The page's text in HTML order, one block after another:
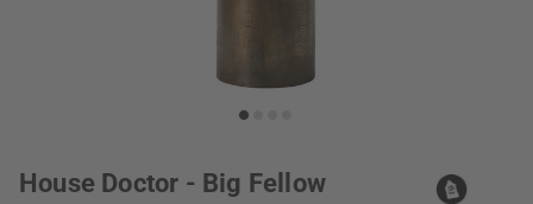
House Doctor - Big Fellow